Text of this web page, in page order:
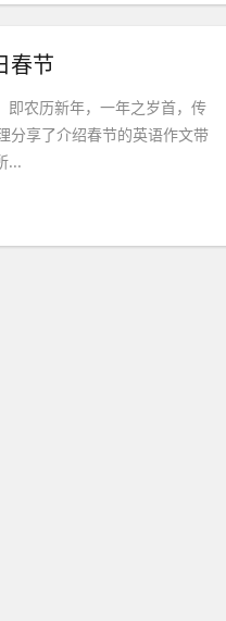
春节
即农历新年，一年之岁首，传
分享了介绍春节的英语作文带
...